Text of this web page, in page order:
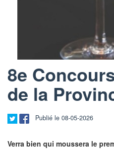
8e
de la
Publié le 08-05-2026
Verra bien qui moussera le